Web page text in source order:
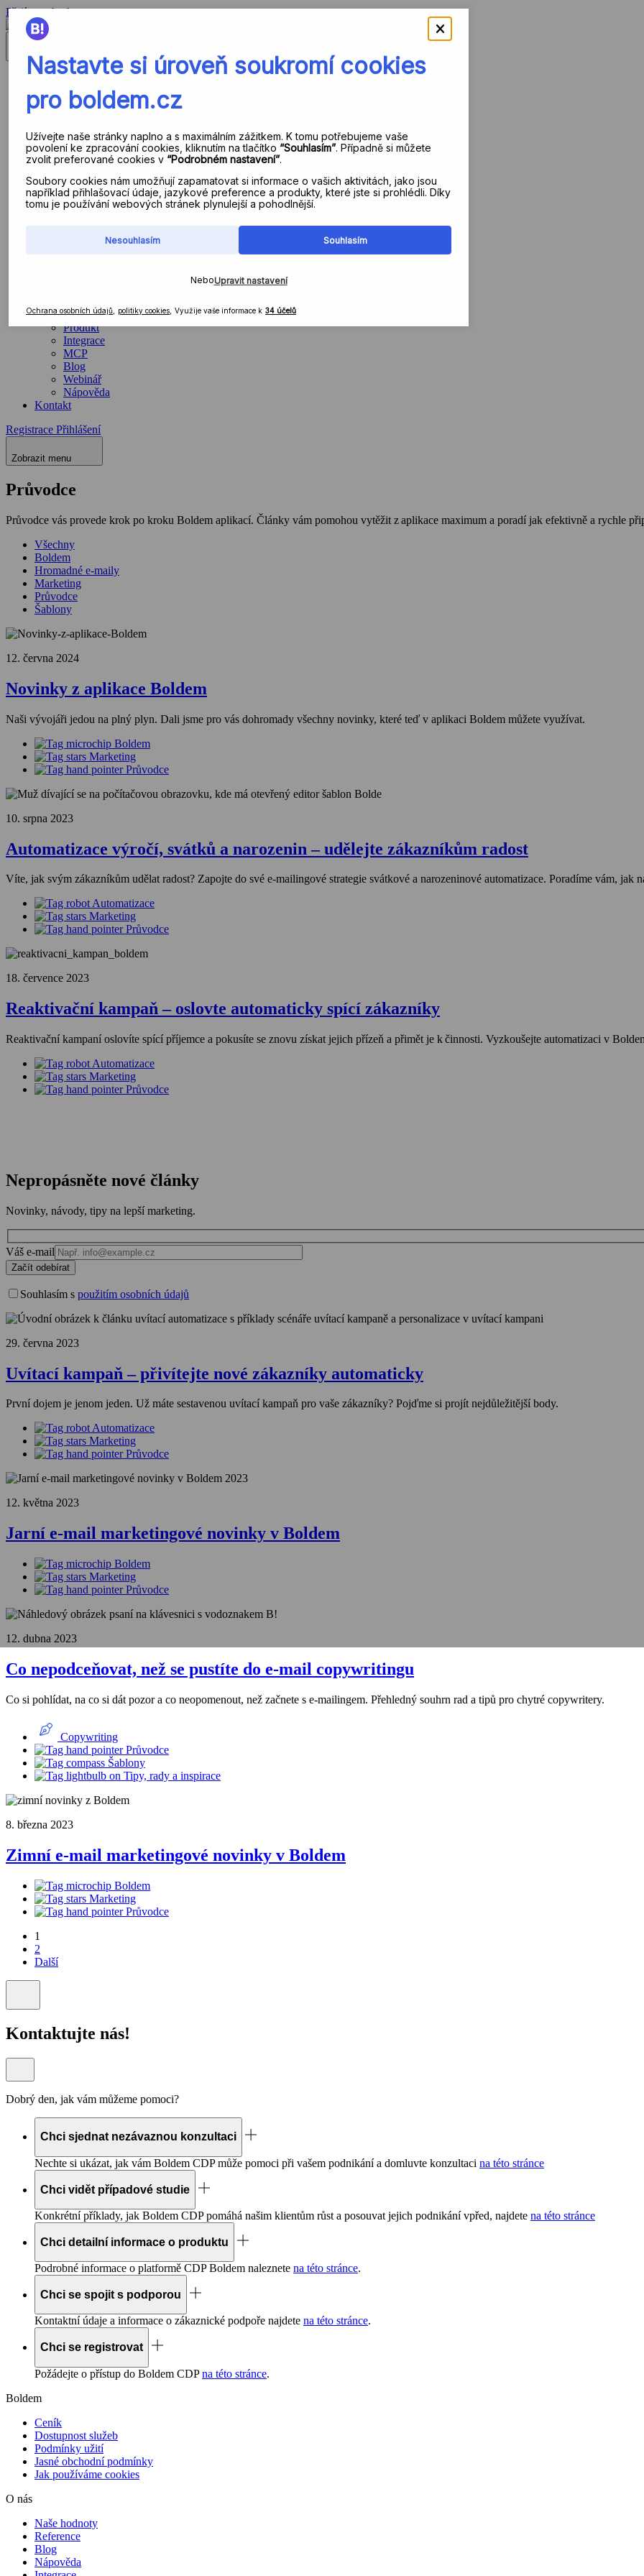
Přejít na obsah
Zavřít menu
Nejste na to sami!
Pomáháme všem, kteří chtějí růst
Funkce platformy
Data jako základní stavební kámen
Analytika a segmentace dat
Vlastní události
Automatizovaná transakční komunikace
Strategický marketing
Znalostní báze
Produkt
Integrace
MCP
Blog
Webinář
Nápověda
Kontakt
Registrace Přihlášení
Zobrazit menu
Průvodce
Průvodce vás provede krok po kroku Boldem aplikací. Články vám pomohou vytěžit z aplikace maximum a poradí jak efektivně a rychle
Všechny
Boldem
Hromadné e-maily
Marketing
Průvodce
Šablony
12. června 2024
Novinky z aplikace Boldem
Naši vývojáři jedou na plný plyn. Dali jsme pro vás dohromady všechny novinky, které teď v aplikaci Boldem můžete využívat.
Boldem
Marketing
Průvodce
10. srpna 2023
Automatizace výročí, svátků a narozenin – udělejte zákazníkům radost
Víte, jak svým zákazníkům udělat radost? Zapojte do své e-mailingové strategie svátkové a narozeninové automatizace. Poradíme vám, jak
Automatizace
Marketing
Průvodce
18. července 2023
Reaktivační kampaň – oslovte automaticky spící zákazníky
Reaktivační kampaní oslovíte spící příjemce a pokusíte se znovu získat jejich přízeň a přimět je k činnosti. Vyzkoušejte automatizaci v
Automatizace
Marketing
Průvodce
Nepropásněte nové články
Novinky, návody, tipy na lepší marketing.
Ponechte
toto
pole
prázdné.
Váš e-mail
Začít odebírat
Souhlasím s použitím osobních údajů
29. června 2023
Uvítací kampaň – přivítejte nové zákazníky automaticky
První dojem je jenom jeden. Už máte sestavenou uvítací kampaň pro vaše zákazníky? Pojďme si projít nejdůležitější body.
Automatizace
Marketing
Průvodce
12. května 2023
Jarní e-mail marketingové novinky v Boldem
Boldem
Marketing
Průvodce
12. dubna 2023
Co nepodceňovat, než se pustíte do e‑mail copywritingu
Co si pohlídat, na co si dát pozor a co neopomenout, než začnete s e‑mailingem. Přehledný souhrn rad a tipů pro chytré copywritery.
Copywriting
Průvodce
Šablony
Tipy, rady a inspirace
8. března 2023
Zimní e-mail marketingové novinky v Boldem
Boldem
Marketing
Průvodce
Stránkování
příspěvků
1
2
Další
Kontaktujte nás!
Dobrý den, jak vám můžeme pomoci?
Chci sjednat nezávaznou konzultaci
Nechte si ukázat, jak vám Boldem CDPmůže pomoci při vašem podnikání a domluvte konzultaci na této stránce
Chci vidět případové studie
Konkrétní příklady, jak Boldem CDPpomáhá našim klientům růst a posouvat jejich podnikání vpřed, najdete na této stránce
Chci detailní informace o produktu
Podrobné informace o platformě CDPBoldem naleznete na této stránce.
Chci se spojit s podporou
Kontaktní údaje a informace o zákaznické podpoře najdete na této stránce.
Chci se registrovat
Požádejte o přístup do Boldem CDP na této stránce.
Boldem
Ceník
Dostupnost služeb
Podmínky užití
Jasné obchodní podmínky
Jak používáme cookies
O nás
Naše hodnoty
Reference
Blog
Nápověda